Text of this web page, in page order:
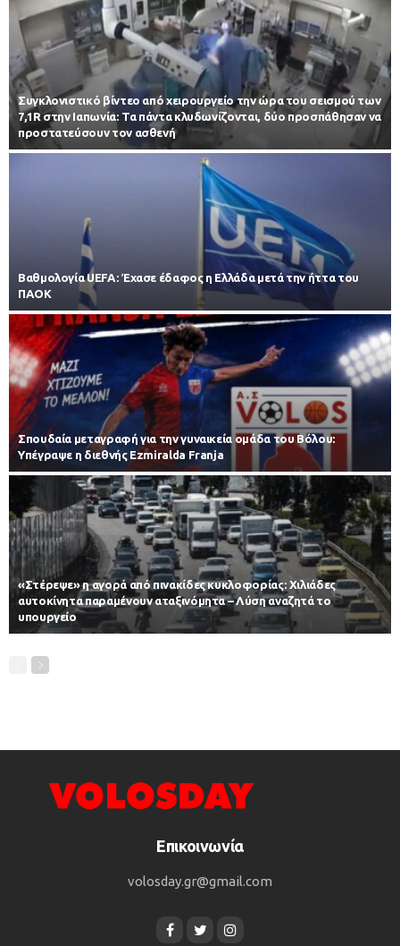
Συγκλονιστικό βίντεο από χειρουργείο την ώρα του σεισμού των
7,1R στην Ιαπωνία: Τα πάντα κλυδωνίζονται, δύο προσπάθησαν να
προστατεύσουν τον ασθενή
Βαθμολογία UEFA: Έχασε έδαφος η Ελλάδα μετά την ήττα του
ΠΑΟΚ
Σπουδαία μεταγραφή για την γυναικεία ομάδα του Βόλου:
Υπέγραψε η διεθνής Ezmiralda Franja
«Στέρεψε» η αγορά από πινακίδες κυκλοφορίας: Χιλιάδες
αυτοκίνητα παραμένουν αταξινόμητα – Λύση αναζητά το
υπουργείο
Επικοινωνία
volosday.gr@gmail.com